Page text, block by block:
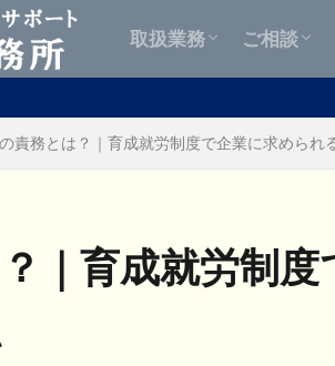
取扱業務
Support for Obtaining
and Administration
Foreigners）
Official Document
Apostille Support
Unified Supplier
for Overseas
Support for
Renewing Residency
外国人の方：帰化申
外国人の方：永住許
企業様：在留資格取
申請サポート
ABTC（APECビジネ
ド）申請代行サポート
自動車業務：名義変
出張封印
風俗営業許可等：飲
ト
認知症対策：任意後
務委任契約など
ご相談
お客様
ご相談は
責務とは？｜育成就労制度で企業に求められ
｜育成就労制度
and Administration
Company
Apostille Support
for Overseas
Government
Renewing Residency
Applications（For
申請サポート
ド）申請代行サポート
出張封印
ト
務委任契約など
お客様